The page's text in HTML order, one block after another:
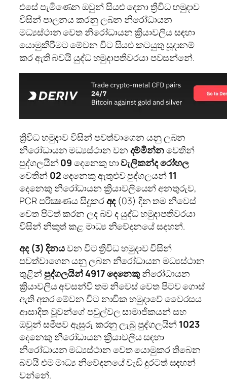
එසේ පැමිණෙන ඔවුන් සියළු දෙනා ත්‍රිවිධ හමුදාව
විසින් පාලනය කරනු ලබන නිරෝධායන
මධ්‍යස්ථාන වෙත නිරෝධායන ක්‍රියාවලිය සඳහා
යොමුකිරීමට මේවන විට සියළු කටයුතු සූදානම්
කර ඇති බවයි යුද්ධ හමුදාපතිවරයා පවසන්නේ.
ත්‍රිවිධ හමුදාව විසින් පවත්වාගෙන යනු ලබන
නිරෝධායන මධ්‍යස්ථාන වන දම්මින්නවෙතින්
පුද්ගලයින්09දෙනෙකු හාවැලිකන්ද රෝහල
වෙතින් 02දෙනෙකු ඇතුළුව පුද්ගලයන් 11
දෙනෙකු නිරෝධායන ක්‍රියාවලියෙන් අනතුරුව,
PCR පරික්‍ෂණය සිදුකරඅද (03) දින තම නිවෙස්
වෙත පිටත් කරන ලද බව ද යුද්ධ හමුදාපතිවරයා
විසින් නිකුත් කළ මාධ්‍ය නිවේදනයේ සදහන්.
අද(3) දිනයවන විට ත්‍රිවිධ හමුදාව විසින්
පවත්වාගෙන යනු ලබන නිරෝධායන මධ්‍යස්ථාන
තුළින්පුද්ගලයින් 4917 දෙනෙකුනිරෝධායන
ක්‍රියාවලිය අවසන්වී තම නිවෙස් වෙත පිටව ගොස්
ඇති අතර මේවන විට නාවික හමුදාවේ වෛරසය
ආසාදිත වූවන්ගේ පවුල්වල සාමාජිකයන් සහ
ඔවුන් සමීපව ඇසුරු කරනු ලැබු පුද්ගලයින් 1023
දෙනෙකු නිරෝධායන ක්‍රියාවලිය සඳහා
නිරෝධායන මධ්‍යස්ථාන වෙත යොමුකර තිබෙන
බවයි එම මාධ්‍ය නිවේදනයේ වැඩි දුරටත් සදහන්
වන්නේ.